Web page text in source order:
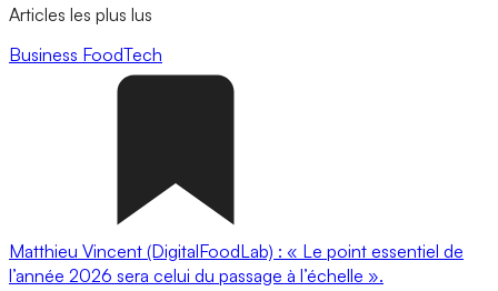
Articles les plus lus
Business FoodTech
Matthieu Vincent (DigitalFoodLab) : « Le point essentiel de
l’année 2026 sera celui du passage à l’échelle ».